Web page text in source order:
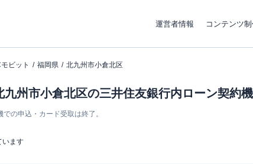
運営者情報 コンテンツ
ビット 福岡県 北九州市小倉北区
州市小倉北区の三井住友銀行内ローン契約
の申込・カード受取は終了。
います